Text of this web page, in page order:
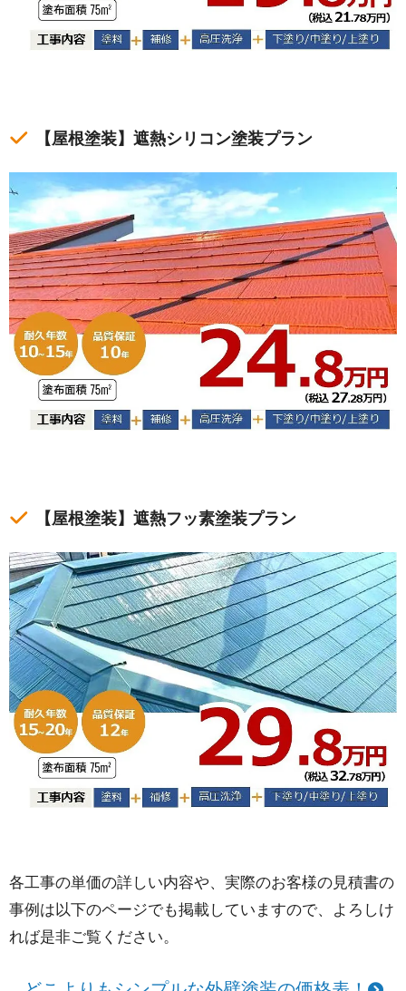
【屋根塗装】遮熱シリコン塗装プラン
【屋根塗装】遮熱フッ素塗装プラン
各工事の単価の詳しい内容や、実際のお客様の見積書の
事例は以下のページでも掲載していますので、よろしけ
れば是非ご覧ください。